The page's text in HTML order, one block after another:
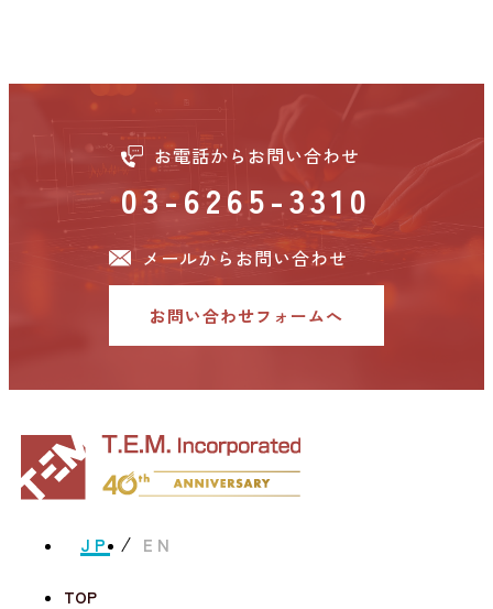
お電話からお問い合わせ
03-6265-3310
メールからお問い合わせ
お問い合わせフォームへ
JP EN
TOP